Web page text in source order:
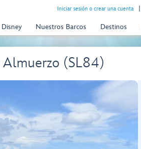
Iniciar sesión o crear una cuenta
Nuestros Barcos Destinos
Almuerzo (SL84)